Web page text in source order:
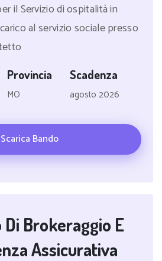
il Servizio di ospitalità in
al servizio sociale presso
Provincia
MO
Scadenza
agosto 2026
Scarica Bando
Brokeraggio E
Assicurativa